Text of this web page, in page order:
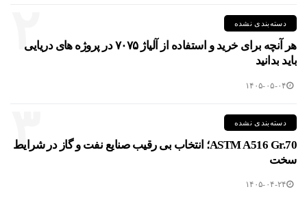
۲ دسته‌بندی نشده
هر آنچه برای خرید و استفاده از آلیاژ ۷۰۷۵ در پروژه های دریایی
باید بدانید
۱۴۰۵-۰۵-۰۴
۳ دسته‌بندی نشده
ASTM A516 Gr.70؛ انتخاب بی رقیب صنایع نفت و گاز در شرایط
سخت
۱۴۰۵-۰۴-۲۴